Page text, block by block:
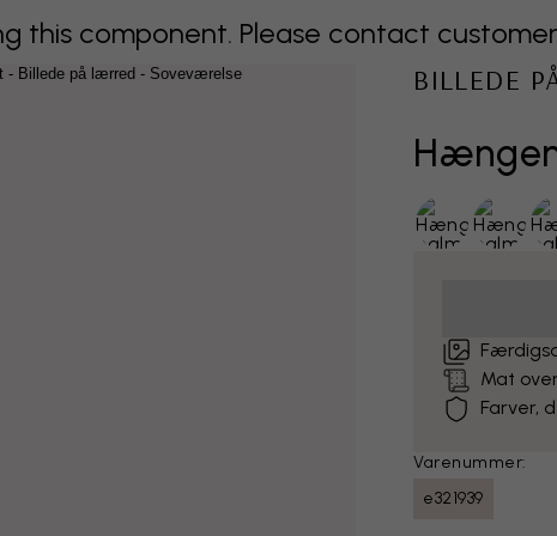
this component. Please contact
BILLEDE
Mat
Farver,
Varenummer:
e321939